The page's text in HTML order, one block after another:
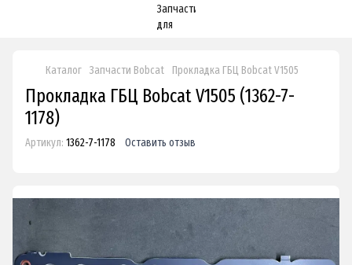
Каталог Запчасти Bobcat Прокладка ГБЦ Bobcat V1505
Прокладка ГБЦ Bobcat V1505 (1362-7-
1178)
Артикул: 1362-7-1178 Оставить отзыв